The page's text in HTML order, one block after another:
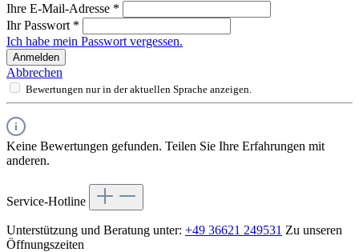
Ihre E-Mail-Adresse *
Ihr Passwort *
Ich habe mein Passwort vergessen.
Anmelden
Abbrechen
Bewertungen nur in der aktuellen Sprache anzeigen.
Keine Bewertungen gefunden. Teilen Sie Ihre Erfahrungen mit
anderen.
Service-Hotline
Unterstützung und Beratung unter: +49 36621 249531 Zu unseren
Öffnungszeiten